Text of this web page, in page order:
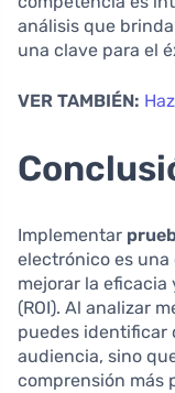
análisis que
una clave para el
VER TAMBIÉN:
Implementar
electrónico es
mejorar la
(ROI). Al analizar
puedes identificar
audiencia, sino
comprensión más